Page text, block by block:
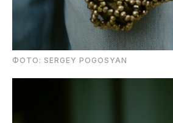
ФОТО: SERGEY POGOSYAN